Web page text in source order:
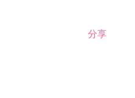
分享